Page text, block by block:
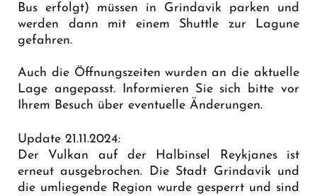
Bus erfolgt) müssen in Grindavik parken und
werden dann mit einem Shuttle zur Lagune
gefahren.
Auch die Öffnungszeiten wurden an die aktuelle
Lage angepasst. Informieren Sie sich bitte vor
Ihrem Besuch über eventuelle Änderungen.
Update 21.11.2024:
Der Vulkan auf der Halbinsel Reykjanes ist
erneut ausgebrochen. Die Stadt Grindavik und
die umliegende Region wurde gesperrt und sind